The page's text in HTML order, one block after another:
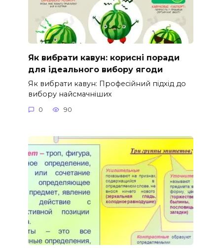
Як вибрати кавун: корисні поради
для ідеального вибору ягоди
Як вибрати кавун: Професійний підхід до
вибору найсмачніших
0 90